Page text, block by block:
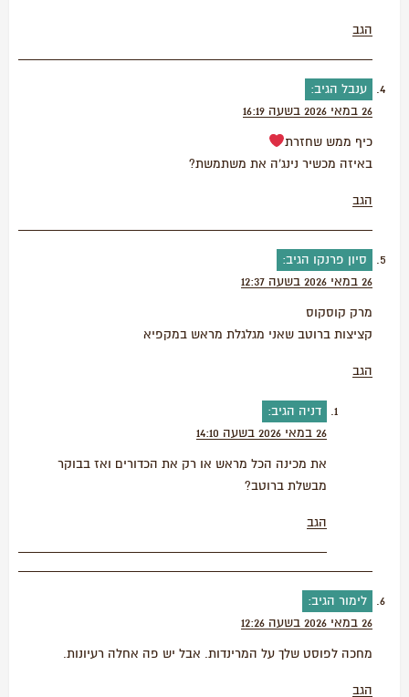
הגב
ענבל הגיב:
26 במאי 2026 בשעה 16:19
כיף ממש שחזרת
באיזה מכשיר נינג'ה את משתמשת?
הגב
סיון פרנקו הגיב:
26 במאי 2026 בשעה 12:37
מרק קוסקוס
קציצות ברוטב שאני מגלגלת מראש במקפיא
הגב
דניה הגיב:
26 במאי 2026 בשעה 14:10
את מכינה הכל מראש או רק את הכדורים ואז בבוקר
מבשלת ברוטב?
הגב
לימור הגיב:
26 במאי 2026 בשעה 12:26
מחכה לפוסט שלך על המרינדות. אבל יש פה אחלה רעיונות.
הגב